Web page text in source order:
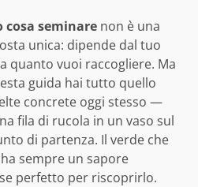
seminare non è una
unica: dipende dal tuo
quanto vuoi raccogliere. Ma
guida hai tutto quello
concrete oggi stesso —
fila di rucola in un vaso sul
di partenza. Il verde che
sempre un sapore
perfetto per riscoprirlo.